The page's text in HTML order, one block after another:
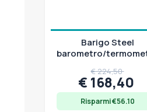
Barigo Steel
barometro/
€ 224,50
€ 168,40
Risparmi €56.10